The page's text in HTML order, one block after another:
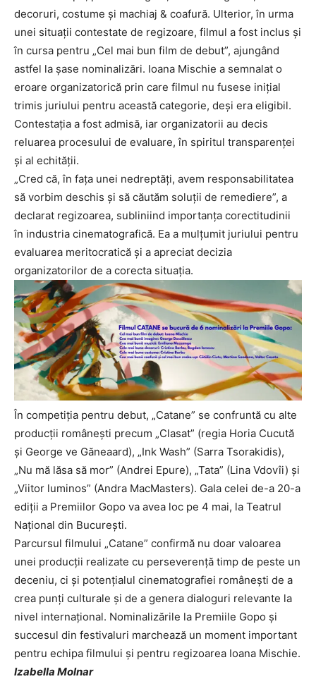
decoruri, costume și machiaj & coafură. Ulterior, în urma
unei situații contestate de regizoare, filmul a fost inclus și
în cursa pentru „Cel mai bun film de debut”, ajungând
astfel la șase nominalizări. Ioana Mischie a semnalat o
eroare organizatorică prin care filmul nu fusese inițial
trimis juriului pentru această categorie, deși era eligibil.
Contestația a fost admisă, iar organizatorii au decis
reluarea procesului de evaluare, în spiritul transparenței
și al echității.
„Cred că, în fața unei nedreptăți, avem responsabilitatea
să vorbim deschis și să căutăm soluții de remediere”, a
declarat regizoarea, subliniind importanța corectitudinii
în industria cinematografică. Ea a mulțumit juriului pentru
evaluarea meritocratică și a apreciat decizia
organizatorilor de a corecta situația.
În competiția pentru debut, „Catane” se confruntă cu alte
producții românești precum „Clasat” (regia Horia Cucută
și George ve Găneaard), „Ink Wash” (Sarra Tsorakidis),
„Nu mă lăsa să mor” (Andrei Epure), „Tata” (Lina Vdovîi) și
„Viitor luminos” (Andra MacMasters). Gala celei de-a 20-a
ediții a Premiilor Gopo va avea loc pe 4 mai, la Teatrul
Național din București.
Parcursul filmului „Catane” confirmă nu doar valoarea
unei producții realizate cu perseverență timp de peste un
deceniu, ci și potențialul cinematografiei românești de a
crea punți culturale și de a genera dialoguri relevante la
nivel internațional. Nominalizările la Premiile Gopo și
succesul din festivaluri marchează un moment important
pentru echipa filmului și pentru regizoarea Ioana Mischie.
Izabella Molnar